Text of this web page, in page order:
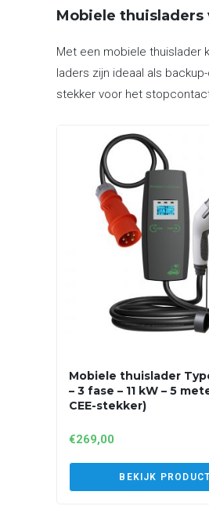
Mobiele
Met een mobiele thuislader
laders zijn ideaal als
stekker voor het
Mobiele thuislader
– 3 fase – 11 kW – 5
CEE-stekker)
€269,00
BEKIJK